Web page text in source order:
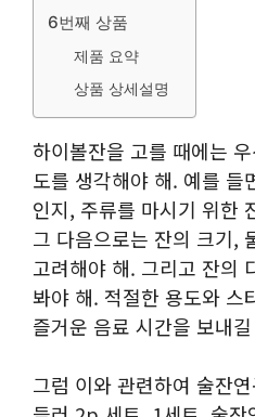
6번째 상품
제품 요약
상품 상세설명
하이볼잔을 고를 때에는
도를 생각해야 해. 예를 들
인지, 주류를 마시기 위한
그 다음으로는 잔의 크기,
고려해야 해. 그리고 잔의
봐야 해. 적절한 용도와 스
즐거운 음료 시간을 보내
그럼 이와 관련하여 술잔